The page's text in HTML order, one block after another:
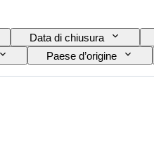
Data di chiusura
Paese d’origine
Lingua Colore